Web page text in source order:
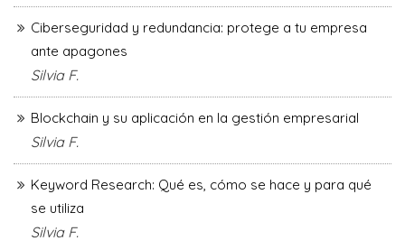
Ciberseguridad y redundancia: protege a tu empresa
ante apagones
Silvia F.
Blockchain y su aplicación en la gestión empresarial
Silvia F.
Keyword Research: Qué es, cómo se hace y para qué
se utiliza
Silvia F.